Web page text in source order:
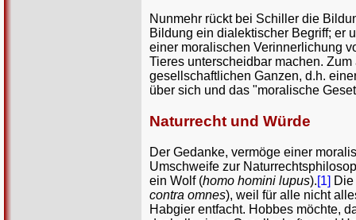
Nunmehr rückt bei Schiller die
Bildung ein dialektischer Begriff; er
einer moralischen Verinnerlichung
Tieres unterscheidbar machen.
gesellschaftlichen Ganzen, d.h.
über sich und das "moralische
Naturrecht und Würde
Der Gedanke, vermöge einer
Umschweife zur
ein Wolf (homo homini lupus).[1]
contra omnes), weil für alle nicht
Habgier entfacht. Hobbes möchte,